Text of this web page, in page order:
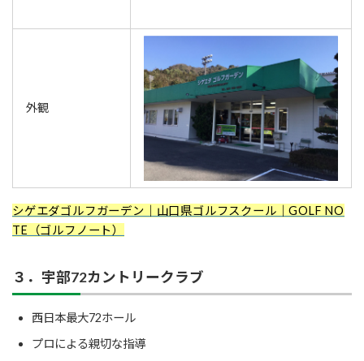
外観
シゲエダゴルフガーデン｜山口県ゴルフスクール｜GOLF NO
TE（ゴルフノート）
３．宇部72カントリークラブ
西日本最大72ホール
プロによる親切な指導